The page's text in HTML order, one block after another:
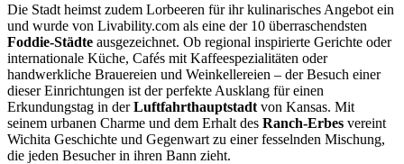
Die Stadt heimst zudem Lorbeeren für ihr kulinarisches Angebot ein
und wurde von Livability.com als eine der 10 überraschendsten
Foddie-Städte ausgezeichnet. Ob regional inspirierte Gerichte oder
internationale Küche, Cafés mit Kaffeespezialitäten oder
handwerkliche Brauereien und Weinkellereien – der Besuch einer
dieser Einrichtungen ist der perfekte Ausklang für einen
Erkundungstag in derLuftfahrthauptstadt von Kansas. Mit
seinem urbanen Charme und dem Erhalt des Ranch-Erbes vereint
Wichita Geschichte und Gegenwart zu einer fesselnden Mischung,
die jeden Besucher in ihren Bann zieht.